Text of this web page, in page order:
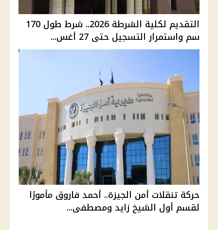
التقديم لكلية الشرطة 2026.. شرط طول 170
سم واستمرار التسجيل حتى 27 أغس...
حركة تنقلات أمن الجيزة.. أحمد فاروق مأمورًا
لقسم أول الشيخ زايد ومصطفى...